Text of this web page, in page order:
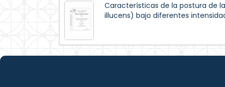
Características de la postura de
illucens) bajo diferentes